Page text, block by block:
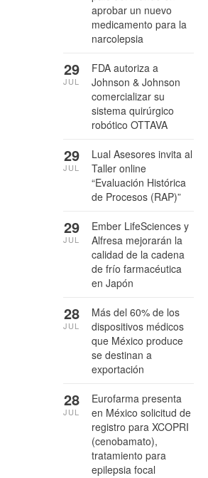
aprobar un nuevo
medicamento para la
narcolepsia
FDA autoriza a
Johnson & Johnson
comercializar su
sistema quirúrgico
robótico OTTAVA
29
JUL
Lual Asesores invita al
Taller online
“Evaluación Histórica
de Procesos (RAP)”
29
JUL
Ember LifeSciences y
Alfresa mejorarán la
calidad de la cadena
de frío farmacéutica
en Japón
29
JUL
Más del 60% de los
dispositivos médicos
que México produce
se destinan a
exportación
28
JUL
Eurofarma presenta
en México solicitud de
registro para XCOPRI
(cenobamato),
tratamiento para
epilepsia focal
28
JUL